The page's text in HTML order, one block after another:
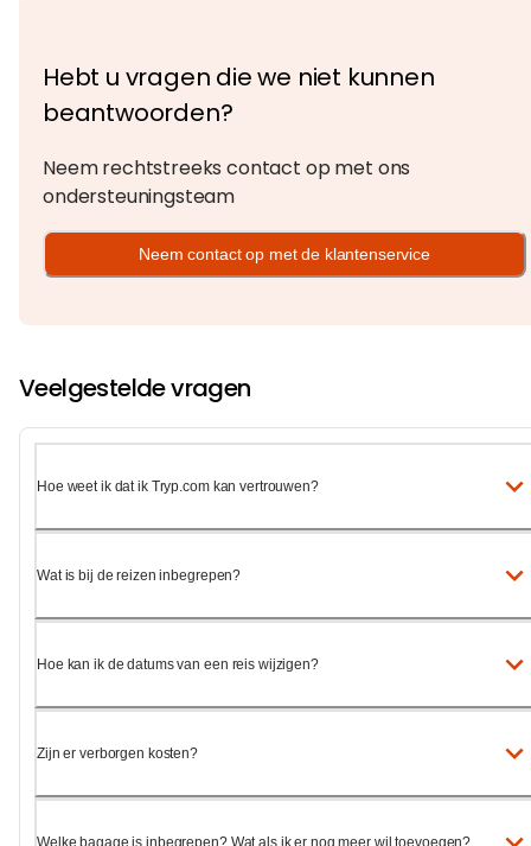
Hebt u vragen die we niet kunnen
beantwoorden?
Neem rechtstreeks contact op met ons
ondersteuningsteam
Neem contact op met de klantenservice
Veelgestelde vragen
Hoe weet ik dat ik Tryp.com kan vertrouwen?
Wat is bij de reizen inbegrepen?
Hoe kan ik de datums van een reis wijzigen?
Zijn er verborgen kosten?
Welke bagage is inbegrepen? Wat als ik er nog meer wil toevoegen?